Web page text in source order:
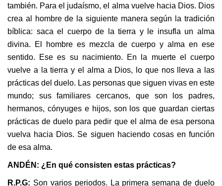
también. Para el judaísmo, el alma vuelve hacia Dios. Dios
crea al hombre de la siguiente manera según la tradición
bíblica: saca el cuerpo de la tierra y le insufla un alma
divina. El hombre es mezcla de cuerpo y alma en ese
sentido. Ese es su nacimiento. En la muerte el cuerpo
vuelve a la tierra y el alma a Dios, lo que nos lleva a las
prácticas del duelo. Las personas que siguen vivas en este
mundo; sus familiares cercanos, que son los padres,
hermanos, cónyuges e hijos, son los que guardan ciertas
prácticas de duelo para pedir que el alma de esa persona
vuelva hacia Dios. Se siguen haciendo cosas en función
de esa alma.
ANDÉN: ¿En qué consisten estas prácticas?
R.P.G: Son varios periodos. La primera semana de duelo